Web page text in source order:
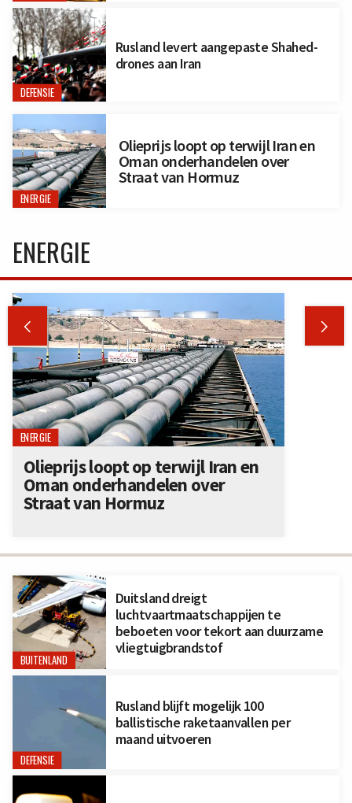
DEFENSIE
Rusland levert aangepaste Shahed-
drones aan Iran
ENERGIE
Olieprijs loopt op terwijl Iran en
Oman onderhandelen over
Straat van Hormuz
BUITENLAND
Duitsland dreigt
luchtvaartmaatschappijen te
beboeten voor tekort aan duurzame
vliegtuigbrandstof
DEFENSIE
Rusland blijft mogelijk 100
ballistische raketaanvallen per
maand uitvoeren
ENERGIE
 
ENERGIE
Olieprijs loopt op terwijl Iran en
Oman onderhandelen over
Straat van Hormuz